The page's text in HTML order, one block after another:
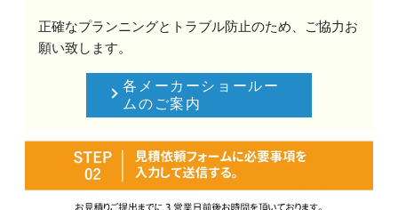
正確なプランニングとトラブル防止のため、ご協力お
願い致します。
各メーカーショールー
ムのご案内